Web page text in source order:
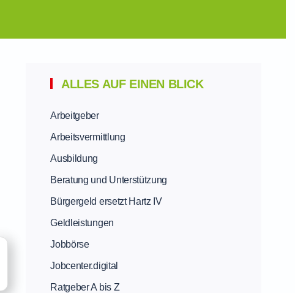
ALLES AUF EINEN BLICK
Arbeitgeber
Arbeitsvermittlung
Ausbildung
Beratung und Unterstützung
Bürgergeld ersetzt Hartz IV
Geldleistungen
Jobbörse
Jobcenter.digital
Ratgeber A bis Z